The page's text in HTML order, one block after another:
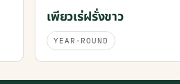
เพียวเร่ฝรั่งขาว
YEAR-ROUND